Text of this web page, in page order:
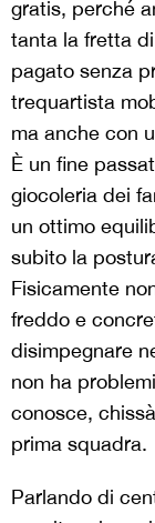
gratis, perché
tanta la fretta
pagato senza
trequartista
ma anche con
È un fine
giocoleria dei
un ottimo
subito la
Fisicamente
freddo e
disimpegnare
non ha
conosce,
prima squadra.
Parlando di